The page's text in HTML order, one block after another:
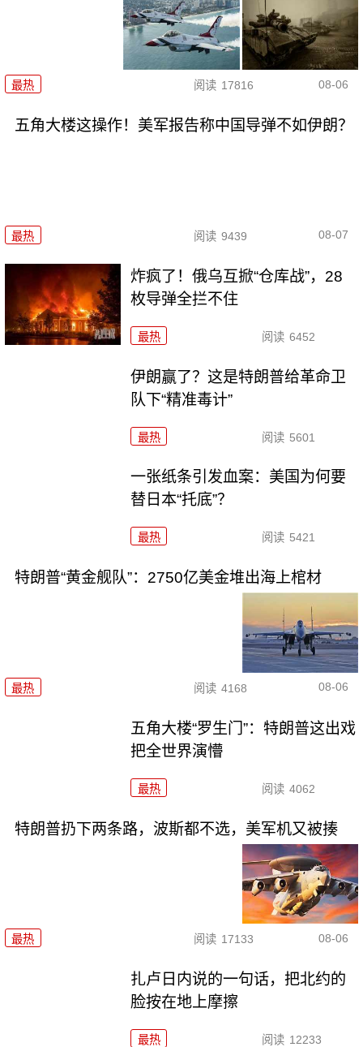
最热 阅读 17816 08-06
五角大楼这操作！美军报告称中国导弹不如伊朗？
最热 阅读 9439 08-07
炸疯了！俄乌互掀“仓库战”，28
枚导弹全拦不住
最热 阅读 6452
伊朗赢了？这是特朗普给革命卫
队下“精准毒计”
最热 阅读 5601
一张纸条引发血案：美国为何要
替日本“托底”？
最热 阅读 5421
特朗普“黄金舰队”：2750亿美金堆出海上棺材
最热 阅读 4168 08-06
五角大楼“罗生门”：特朗普这出戏
把全世界演懵
最热 阅读 4062
特朗普扔下两条路，波斯都不选，美军机又被揍
最热 阅读 17133 08-06
扎卢日内说的一句话，把北约的
脸按在地上摩擦
最热 阅读 12233